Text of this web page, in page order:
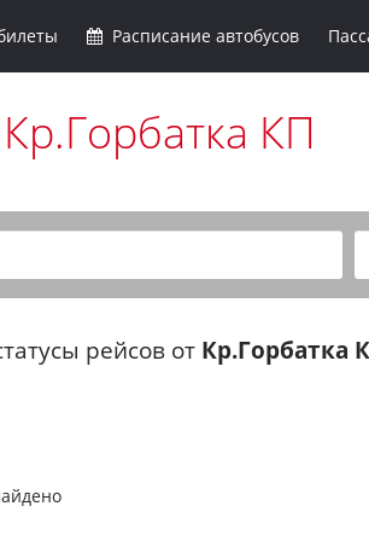
Расписание автобусов
Кр.Горбатка КП
рейсов от Кр.Горбатка